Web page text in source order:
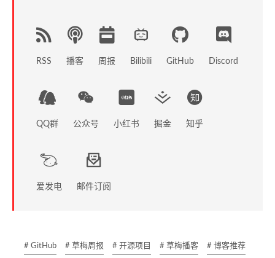
RSS 播客 周报 Bilibili GitHub Discord
QQ群 公众号 小红书 掘金 知乎
爱发电 邮件订阅
# GitHub # 草梅周报 # 开源项目 # 草梅播客 # 博客推荐